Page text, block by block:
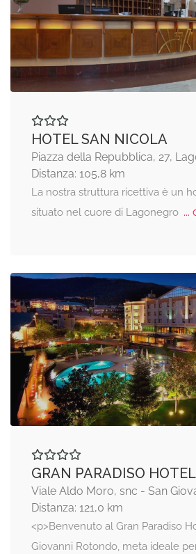
HOTEL SAN NICOLA
Piazza della Repubblica, 27,
Distanza: 105,8 km
La nostra struttura ricettiva è un
situato nel cuore di Lagonegro...
GRAN PARADISO
Viale Aldo Moro, snc - San
Distanza: 121,0 km
<p>Benvenuto al Gran Paradiso
Giovanni Rotondo, meta ideale